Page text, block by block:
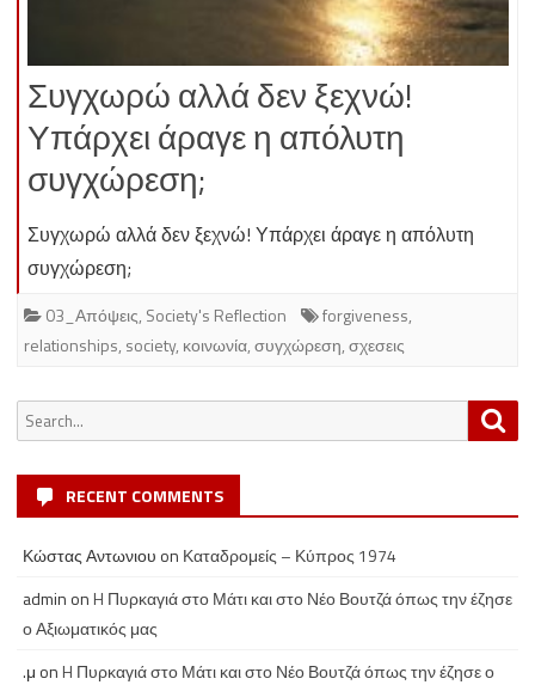
Συγχωρώ αλλά δεν ξεχνώ!
Υπάρχει άραγε η απόλυτη
συγχώρεση;
Συγχωρώ αλλά δεν ξεχνώ! Υπάρχει άραγε η απόλυτη
συγχώρεση;
03_Απόψεις, Society's Reflection forgiveness,
relationships, society, κοινωνία,συγχώρεση,σχεσεις
Search
for:
RECENT COMMENTS
Κώστας Αντωνιου on Καταδρομείς – Κύπρος 1974
admin onH Πυρκαγιά στο Μάτι και στο Νέο Βουτζά όπως την έζησε
ο Αξιωματικός μας
.μ onH Πυρκαγιά στο Μάτι και στο Νέο Βουτζά όπως την έζησε ο